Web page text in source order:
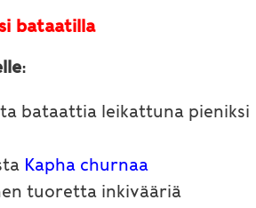
bataatilla
:
bataattia leikattuna pieniksi
Kapha churnaa
tuoretta inkivääriä